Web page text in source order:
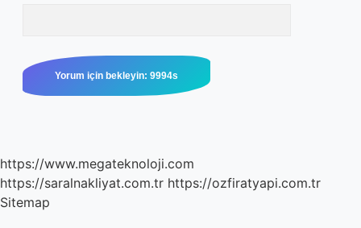
https://www.megateknoloji.com
https://saralnakliyat.com.tr https://ozfiratyapi.com.tr
Sitemap